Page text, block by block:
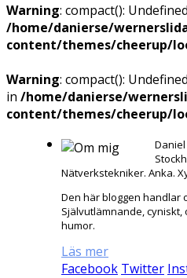
Warning: compact():
/home/danierse/
content/themes/cheerup/
Warning: compact():
in /home/danierse/
content/themes/cheerup/
Daniel
Nätverkstekniker. Anka.
Den här bloggen handlar
Självutlämnande,
humor.
Läs mer
Facebook Twitter